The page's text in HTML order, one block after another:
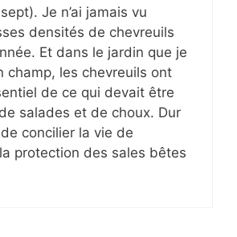
Je n’ai jamais vu
densités de chevreuils
Et dans le jardin que je
champ, les chevreuils ont
de ce qui devait être
salades et de choux. Dur
concilier la vie de
protection des sales bêtes